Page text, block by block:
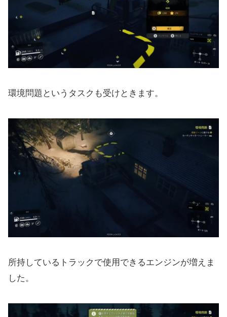
環境問題というタスクも受けときます。
所持しているトラックで使用できるエンジンが増えま
した。